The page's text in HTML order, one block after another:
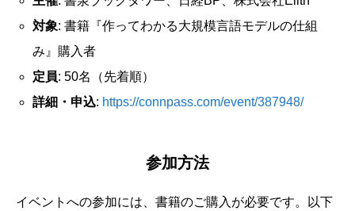
対象: 書籍『作ってわかる大規模言語モデルの仕組
み』購入者
定員: 50名（先着順）
詳細・申込: https://connpass.com/event/387948/
参加方法
イベントへの参加には、書籍のご購入が必要です。以下